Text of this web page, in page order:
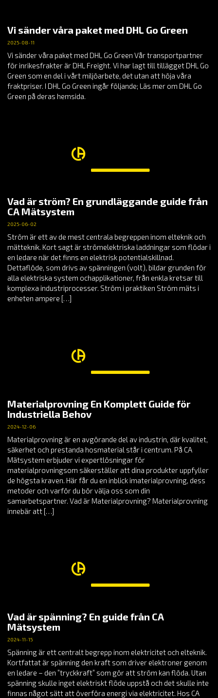
Vi sänder våra paket med DHL Go Green
2025-08-11
Vi sänder våra paket med DHL Go Green Vår transportpartner
för inrikesfrakter är DHL Freight. Vi har lagt till tillägget DHL Go
Green som en del i vårt miljöarbete, det utan att höja våra
fraktpriser. I DHL Go Green ingår följande; Läs mer om DHL Go
Green på deras hemsida.
Vad är ström? En grundläggande guide från
CA Mätsystem
2025-06-02
Ström är ett av de mest centrala begreppen inom elteknik och
mätteknik. Kort sagt är strömelektriska laddningar som flödar i
en ledare när det finns en elektrisk potentialskillnad.
Dettaflöde, som drivs av spänningen (volt), bildar grunden för
alla elektriska system ochapplikationer, från enkla kretsar till
komplexa industriprocesser. Ström i praktiken Ström mäts i
enheten ampere […]
Materialprovning En Komplett Guide för
Industriella Behov
2024-12-06
Materialprovning är en avgörande del av industrin, där kvalitet,
säkerhet och prestanda hosmaterial står i centrum. På CA
Mätsystem erbjuder vi expertlösningar för
materialprovningsom säkerställer att dina produkter uppfyller
de högsta kraven. Här får du en inblick imaterialprovning, dess
metoder och varför du bör välja oss som din
samarbetspartner. Vad är Materialprovning? Materialprovning
innebär att […]
Vad är spänning? En guide från CA
Mätsystem
2024-11-15
Spänning är ett centralt begrepp inom elektricitet och elteknik.
Kortfattat är spänning den kraft som driver elektroner genom
en ledare – den ”tryckkraft” som gör att ström kan flöda. Utan
spänning skulle inget elektriskt flöde uppstå och det skulle inte
finnas något sätt att överföra energi via elektricitet. Hos CA